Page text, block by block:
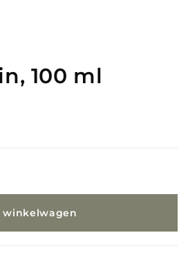
100 ml
winkelwagen